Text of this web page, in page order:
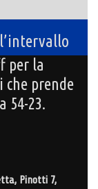
per la
che prende
54-23.
Pinotti 7,